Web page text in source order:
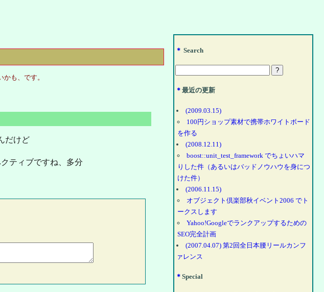
も、です。
だけど
ティブですね、多分
＊ Search
＊最近の更新
(2009.03.15)
100円ショップ素材で携帯ホワイトボード
を作る
(2008.12.11)
boost::unit_test_framework でちょいハマ
りした件（あるいはバッドノウハウを身につ
けた件）
(2006.11.15)
オブジェクト倶楽部秋イベント2006 でト
ークスします
Yahoo!Googleでランクアップするための
SEO完全計画
(2007.04.07) 第2回全日本腰リールカンフ
ァレンス
＊Special